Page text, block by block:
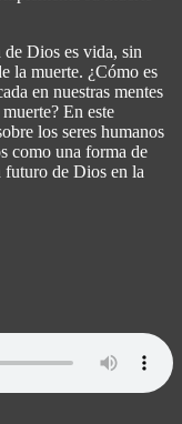
Dios es vida, sin
la muerte. ¿Cómo es
en nuestras mentes
En este
los seres humanos
como una forma de
futuro de Dios en la